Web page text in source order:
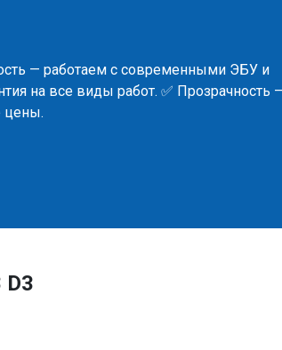
— работаем с современными ЭБУ и
на все виды работ. ✅ Прозрачность
цены.
D3